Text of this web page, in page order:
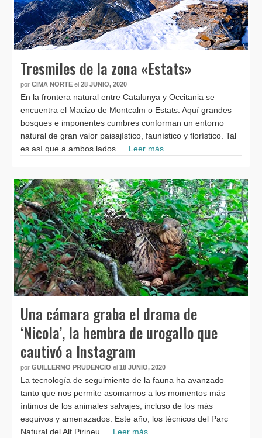
Tresmiles de la zona «Estats»
por CIMA NORTE el 28 JUNIO, 2020
En la frontera natural entre Catalunya y Occitania se
encuentra el Macizo de Montcalm o Estats. Aquí grandes
bosques e imponentes cumbres conforman un entorno
natural de gran valor paisajístico, faunístico y florístico. Tal
es así que a ambos lados … Leer más
Una cámara graba el drama de
‘Nicola’, la hembra de urogallo que
cautivó a Instagram
por GUILLERMO PRUDENCIO el 18 JUNIO, 2020
La tecnología de seguimiento de la fauna ha avanzado
tanto que nos permite asomarnos a los momentos más
íntimos de los animales salvajes, incluso de los más
esquivos y amenazados. Este año, los técnicos del Parc
Natural del Alt Pirineu … Leer más